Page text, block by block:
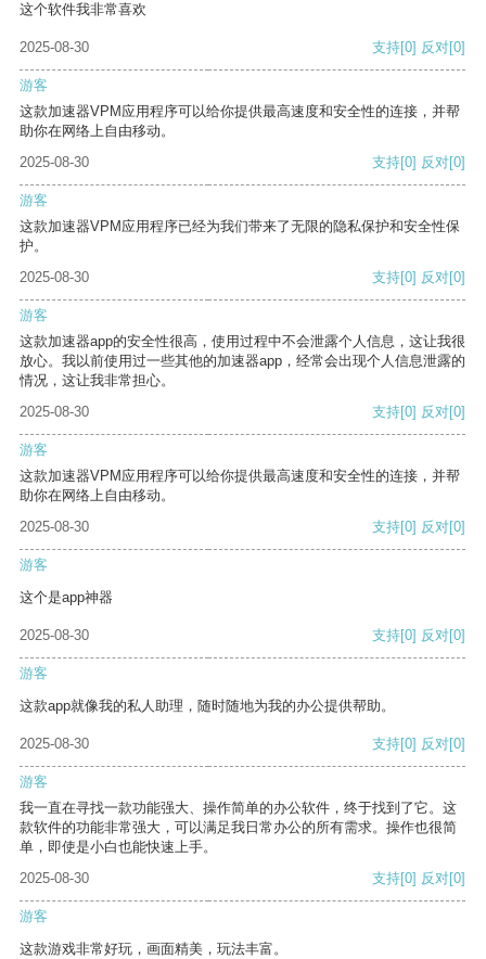
这个软件我非常喜欢
2025-08-30 支持[0] 反对[0]
游客
这款加速器VPM应用程序可以给你提供最高速度和安全性的连接，并帮
助你在网络上自由移动。
2025-08-30
支持[0] 反对[0]
游客
这款加速器VPM应用程序已经为我们带来了无限的隐私保护和安全性保
护。
2025-08-30
支持[0] 反对[0]
游客
这款加速器app的安全性很高，使用过程中不会泄露个人信息，这让我很
放心。我以前使用过一些其他的加速器app，经常会出现个人信息泄露的
情况，这让我非常担心。
2025-08-30
支持[0] 反对[0]
游客
这款加速器VPM应用程序可以给你提供最高速度和安全性的连接，并帮
助你在网络上自由移动。
2025-08-30
支持[0] 反对[0]
游客
这个是app神器
2025-08-30 支持[0] 反对[0]
游客
这款app就像我的私人助理，随时随地为我的办公提供帮助。
2025-08-30 支持[0] 反对[0]
游客
我一直在寻找一款功能强大、操作简单的办公软件，终于找到了它。这
款软件的功能非常强大，可以满足我日常办公的所有需求。操作也很简
单，即使是小白也能快速上手。
2025-08-30
支持[0] 反对[0]
游客
这款游戏非常好玩，画面精美，玩法丰富。